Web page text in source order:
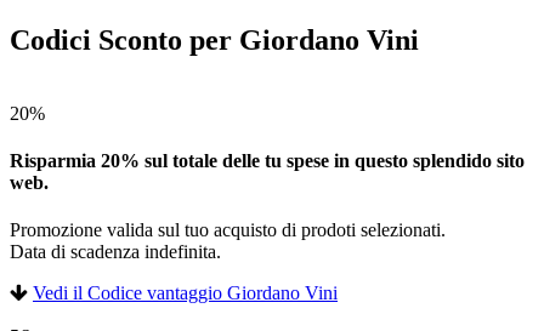
Codici Sconto per Giordano Vini
20%
Risparmia 20% sul totale delle tu spese in questo splendido sito
web.
Promozione valida sul tuo acquisto di prodoti selezionati.
Data di scadenza indefinita.
Vedi il Codice vantaggio Giordano Vini